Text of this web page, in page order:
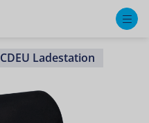
CDEU Ladestation